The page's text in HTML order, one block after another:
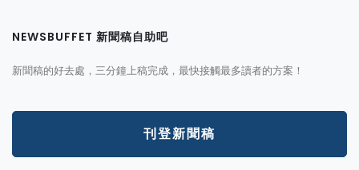
NEWSBUFFET 新聞稿自助吧
新聞稿的好去處，三分鐘上稿完成，最快接觸最多讀者的方案！
刊登新聞稿